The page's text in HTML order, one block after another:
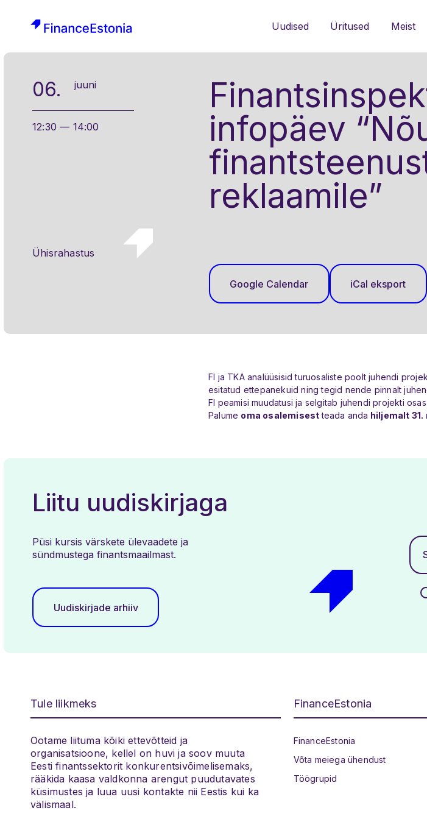
Liigu
Uudised Üritused Meist
06. juuni
12:30 — 14:00
Ühisrahastus
infopäev
reklaamile”
Google Calendar iCal eksport
FI ja TKA analüüsisid turuosaliste poolt juhendi
esitatud ettepanekuid ning tegid nende pinnalt
FI peamisi muudatusi ja selgitab juhendi projekti
Palume oma osalemisestteada anda hiljemalt
Liitu uudiskirjaga
Püsi kursis värskete ülevaadete ja
sündmustega finantsmaailmast.
Uudiskirjade arhiiv
Tule liikmeks
Ootame liituma kõiki ettevõtteid ja
organisatsioone, kellel on huvi ja soov muuta
Eesti finantssektorit konkurentsivõimelisemaks,
rääkida kaasa valdkonna arengut puudutavates
küsimustes ja luua uusi kontakte nii Eestis kui ka
välismaal.
FinanceEstonia
Jaluse
FinanceEstonia
Võta meiega ühendust
Töögrupid